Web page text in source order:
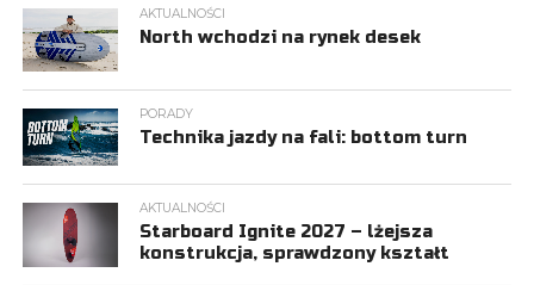
AKTUALNOŚCI
North wchodzi na rynek desek
PORADY
Technika jazdy na fali: bottom turn
AKTUALNOŚCI
Starboard Ignite 2027 – lżejsza
konstrukcja, sprawdzony kształt